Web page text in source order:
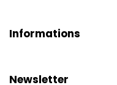
Informations
Newsletter